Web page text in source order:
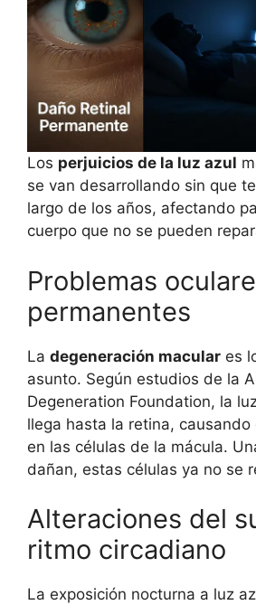
Los perjuicios de la luz azul
se van desarrollando sin que
largo de los años, afectando
cuerpo que no se pueden
Problemas
permanentes
La degeneración macular es
asunto. Según estudios de la
Degeneration Foundation, la
llega hasta la retina,
en las células de la mácula.
dañan, estas células ya no se
Alteraciones del
ritmo circadiano
La exposición nocturna a luz